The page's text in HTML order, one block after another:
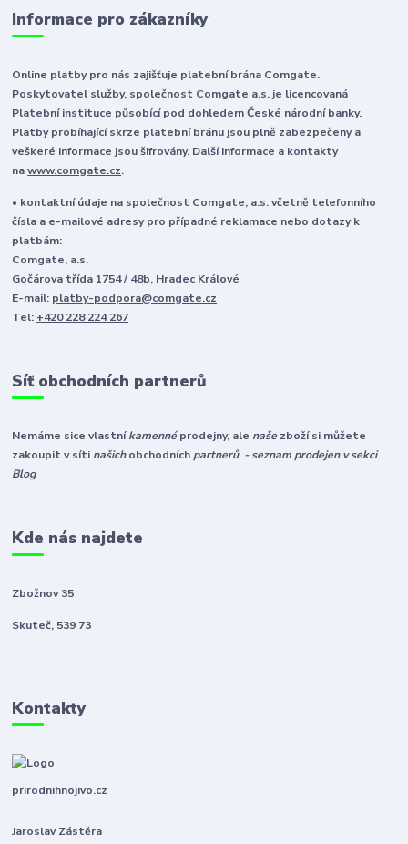
Informace pro zákazníky
Online platby pro nás zajišťuje platební brána Comgate.
Poskytovatel služby, společnost Comgate a.s. je licencovaná
Platební instituce působící pod dohledem České národní banky.
Platby probíhající skrze platební bránu jsou plně zabezpečeny a
veškeré informace jsou šifrovány. Další informace a kontakty
nawww.comgate.cz.
• kontaktní údaje na společnost Comgate, a.s. včetně telefonního
čísla a e-mailové adresy pro případné reklamace nebo dotazy k
platbám:
Comgate, a.s.
Gočárova třída 1754 / 48b, Hradec Králové
E-mail: platby-podpora@comgate.cz
Tel: +420 228 224 267
Síť obchodních partnerů
Nemáme sice vlastníkamennéprodejny, ale naše zboží si můžete
zakoupit v síti našichobchodníchpartnerů - seznam prodejen v sekci
Blog
Kde nás najdete
Zbožnov 35
Skuteč, 539 73
Kontakty
prirodnihnojivo.cz
Jaroslav Zástěra